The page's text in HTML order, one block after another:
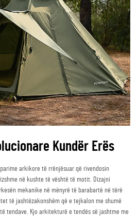
Kundër Erës
arkikore të rrënjësuar që rivendosin
në kushte të vështë të motit. Dizajni
mekanike në mënyrë të barabartë në tërë
të jashtëzakonshëm që e tejkalon me shumë
tendave. Kjo arkitekturë e tendës së jashtme me